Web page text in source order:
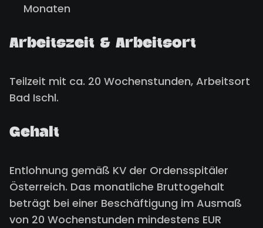
Monaten
Arbeitszeit & Arbeitsort
Teilzeit mit ca. 20 Wochenstunden, Arbeitsort
Bad Ischl.
Gehalt
Entlohnung gemäß KV der Ordensspitäler
Österreich. Das monatliche Bruttogehalt
beträgt bei einer Beschäftigung im Ausmaß
von 20 Wochenstunden mindestens EUR